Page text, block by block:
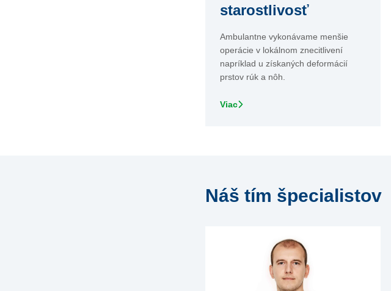
starostlivosť
Ambulantne vykonávame menšie
operácie v lokálnom znecitlivení
napríklad u získaných deformácií
prstov rúk a nôh.
Viac
Náš tím špecialistov